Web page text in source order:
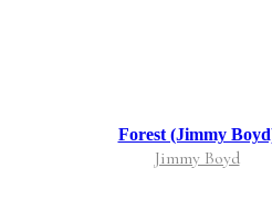
Forest (Jimmy
Jimmy Boyd